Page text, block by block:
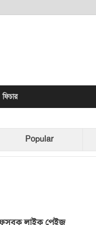
ফিচার
Popular
লাইক পেইজ